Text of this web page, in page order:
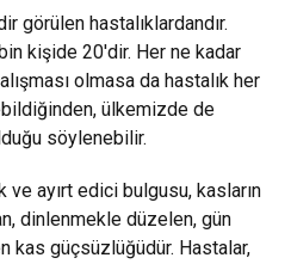
görülen hastalıklardandır.
kişide 20'dir. Her ne kadar
olmasa da hastalık her
ülkemizde de
söylenebilir.
ayırt edici bulgusu, kasların
dinlenmekle düzelen, gün
kas güçsüzlüğüdür. Hastalar,